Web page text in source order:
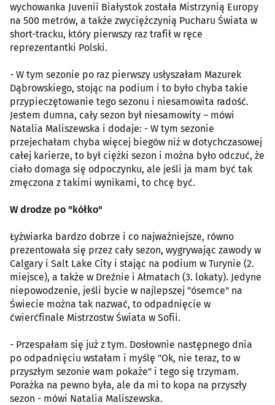
wychowanka Juvenii Białystok została Mistrzynią Europy
na 500 metrów, a także zwyciężczynią Pucharu Świata w
short-tracku, który pierwszy raz trafił w ręce
reprezentantki Polski.
- W tym sezonie po raz pierwszy usłyszałam Mazurek
Dąbrowskiego, stojąc na podium i to było chyba takie
przypieczętowanie tego sezonu i niesamowita radość.
Jestem dumna, cały sezon był niesamowity – mówi
Natalia Maliszewska i dodaje: - W tym sezonie
przejechałam chyba więcej biegów niż w dotychczasowej
całej karierze, to był ciężki sezon i można było odczuć, że
ciało domaga się odpoczynku, ale jeśli ja mam być tak
zmęczona z takimi wynikami, to chcę być.
W drodze po "kółko"
Łyżwiarka bardzo dobrze i co najważniejsze, równo
prezentowała się przez cały sezon, wygrywając zawody w
Calgary i Salt Lake City i stając na podium w Turynie (2.
miejsce), a także w Dreźnie i Ałmatach (3. lokaty). Jedyne
niepowodzenie, jeśli bycie w najlepszej "ósemce" na
Świecie można tak nazwać, to odpadnięcie w
ćwierćfinale Mistrzostw Świata w Sofii.
- Przespałam się już z tym. Dosłownie następnego dnia
po odpadnięciu wstałam i myślę "Ok, nie teraz, to w
przyszłym sezonie wam pokaże" i tego się trzymam.
Porażka na pewno była, ale da mi to kopa na przyszły
sezon - mówi Natalia Maliszewska.